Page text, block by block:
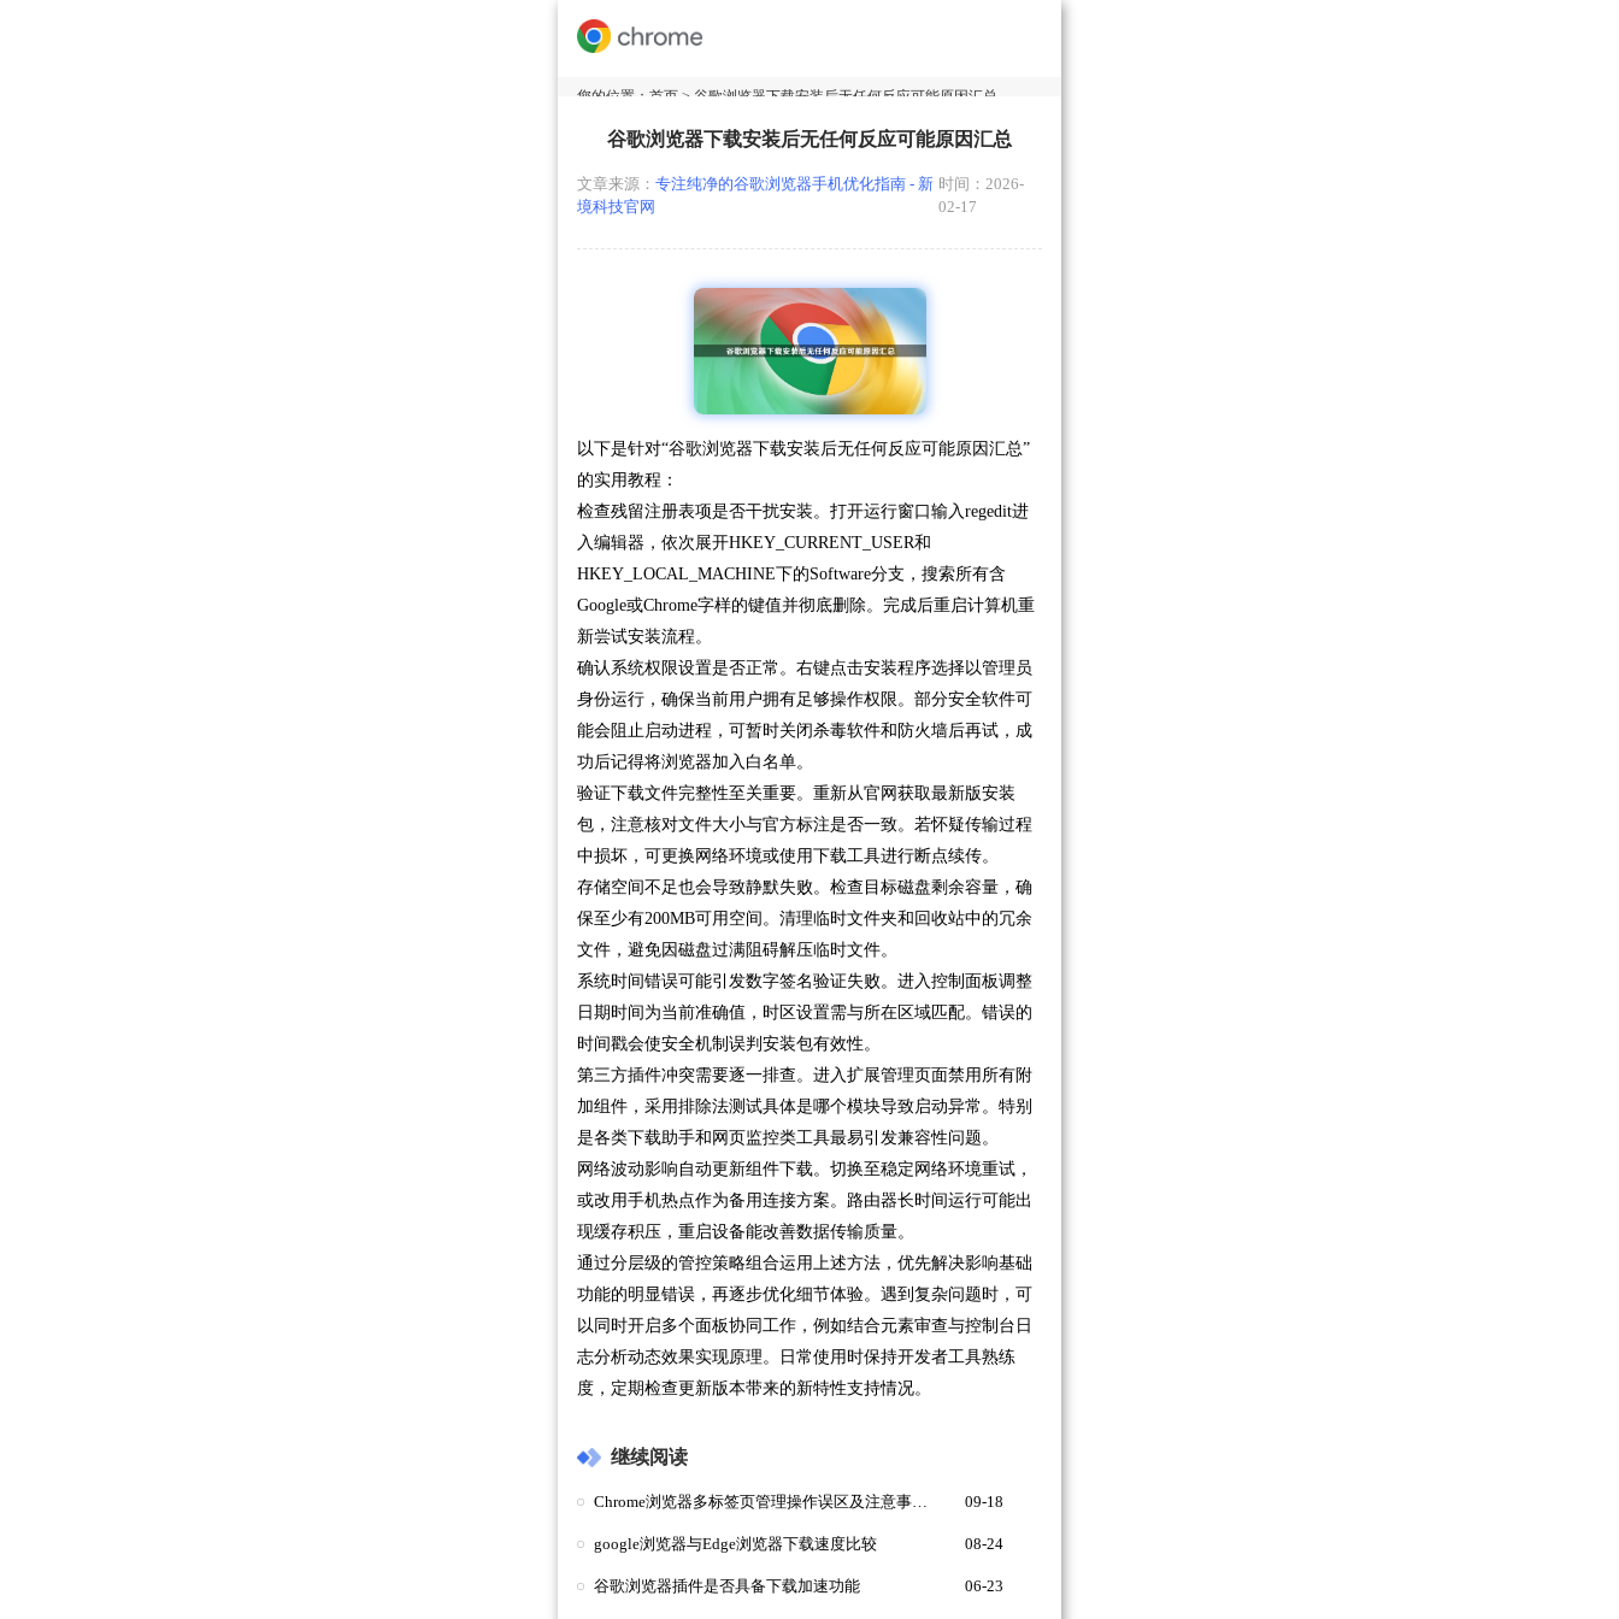
您的位置： 首页 > 谷歌浏览器下载安装后无任何反应可能原因汇总
谷歌浏览器下载安装后无任何反应可能原因汇总
文章来源： 专注纯净的谷歌浏览器手机优化指南 - 新
境科技官网
时间：2026-
02-17
以下是针对“谷歌浏览器下载安装后无任何反应可能原因汇总”
的实用教程：
检查残留注册表项是否干扰安装。打开运行窗口输入regedit进
入编辑器，依次展开HKEY_CURRENT_USER和
HKEY_LOCAL_MACHINE下的Software分支，搜索所有含
Google或Chrome字样的键值并彻底删除。完成后重启计算机重
新尝试安装流程。
确认系统权限设置是否正常。右键点击安装程序选择以管理员
身份运行，确保当前用户拥有足够操作权限。部分安全软件可
能会阻止启动进程，可暂时关闭杀毒软件和防火墙后再试，成
功后记得将浏览器加入白名单。
验证下载文件完整性至关重要。重新从官网获取最新版安装
包，注意核对文件大小与官方标注是否一致。若怀疑传输过程
中损坏，可更换网络环境或使用下载工具进行断点续传。
存储空间不足也会导致静默失败。检查目标磁盘剩余容量，确
保至少有200MB可用空间。清理临时文件夹和回收站中的冗余
文件，避免因磁盘过满阻碍解压临时文件。
系统时间错误可能引发数字签名验证失败。进入控制面板调整
日期时间为当前准确值，时区设置需与所在区域匹配。错误的
时间戳会使安全机制误判安装包有效性。
第三方插件冲突需要逐一排查。进入扩展管理页面禁用所有附
加组件，采用排除法测试具体是哪个模块导致启动异常。特别
是各类下载助手和网页监控类工具最易引发兼容性问题。
网络波动影响自动更新组件下载。切换至稳定网络环境重试，
或改用手机热点作为备用连接方案。路由器长时间运行可能出
现缓存积压，重启设备能改善数据传输质量。
通过分层级的管控策略组合运用上述方法，优先解决影响基础
功能的明显错误，再逐步优化细节体验。遇到复杂问题时，可
以同时开启多个面板协同工作，例如结合元素审查与控制台日
志分析动态效果实现原理。日常使用时保持开发者工具熟练
度，定期检查更新版本带来的新特性支持情况。
继续阅读
Chrome浏览器多标签页管理操作误区及注意事项分析 09-18
google浏览器与Edge浏览器下载速度比较 08-24
谷歌浏览器插件是否具备下载加速功能 06-23